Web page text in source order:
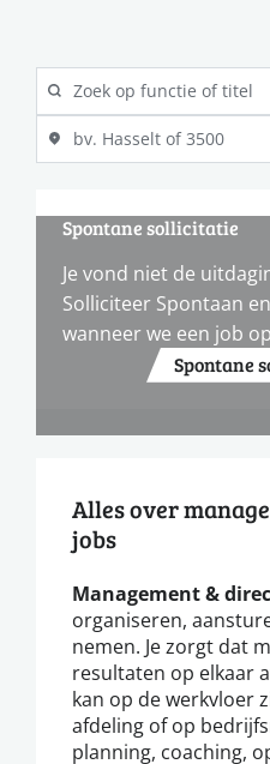
Spontane sollicitatie
Je vond niet de
Solliciteer Spontaan
wanneer we een job
Spontane
Alles over
jobs
Management &
organiseren,
nemen. Je zorgt dat
resultaten op elkaar
kan op de werkvloer
afdeling of op
planning, coaching,